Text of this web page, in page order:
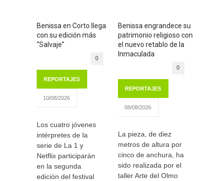
Benissa en Corto llega
con su edición más
“Salvaje”
0
REPORTAJES
10/08/2026
Los cuatro jóvenes
intérpretes de la
serie de La 1 y
Netflix participarán
en la segunda
edición del festival
Benissa engrandece su
patrimonio religioso con
el nuevo retablo de la
Inmaculada
0
REPORTAJES
08/08/2026
La pieza, de diez
metros de altura por
cinco de anchura, ha
sido realizada por el
taller Arte del Olmo